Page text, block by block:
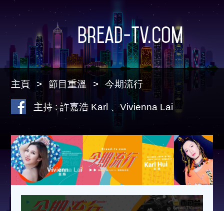
Bread-TV.com
主頁 節目重溫 今期流行
主持 : 許嘉浩 Karl 、Vivienna Lai